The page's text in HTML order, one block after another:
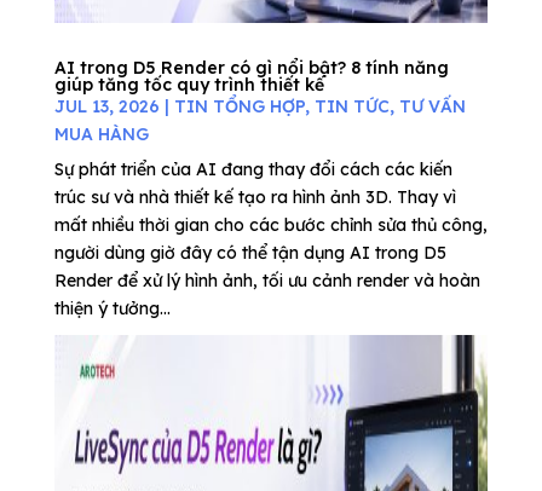
AI trong D5 Render có gì nổi bật? 8 tính năng
giúp tăng tốc quy trình thiết kế
JUL 13, 2026 | TIN TỔNG HỢP, TIN TỨC, TƯ VẤN
MUA HÀNG
Sự phát triển của AI đang thay đổi cách các kiến
trúc sư và nhà thiết kế tạo ra hình ảnh 3D. Thay vì
mất nhiều thời gian cho các bước chỉnh sửa thủ công,
người dùng giờ đây có thể tận dụng AI trong D5
Render để xử lý hình ảnh, tối ưu cảnh render và hoàn
thiện ý tưởng...